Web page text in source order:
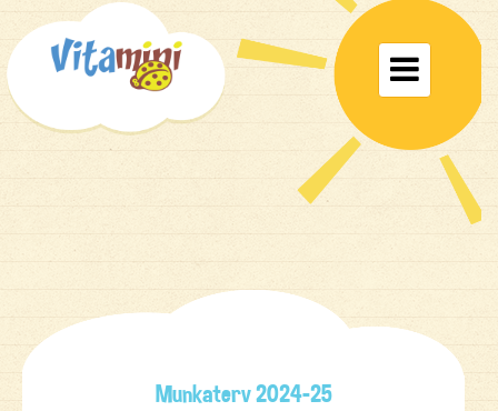
Toggle

Munkaterv 2024-25